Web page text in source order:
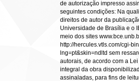
de autorização impresso
seguintes condições: Na
direitos de autor da
Universidade de Brasília e o
meio dos sites
http://hercules.vtls.com/cgi-
lng=pt&skin=ndltd sem
autorais, de acordo com a
integral da obra
assinaladas, para fins de